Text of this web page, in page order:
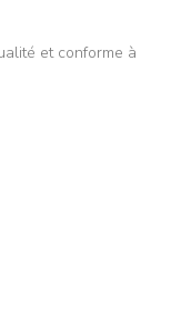
et conforme à